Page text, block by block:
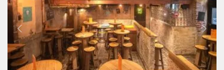
Précédent
Suivant